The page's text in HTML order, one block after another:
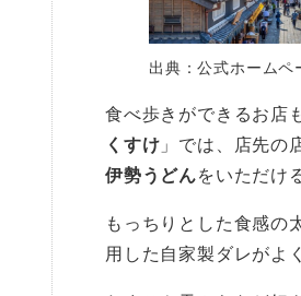
出典：公式ホームペ
食べ歩きができるお店
くすけ 」では、店先の
伊勢うどんをいただけ
もっちりとした食感の
用した自家製ダレがよ